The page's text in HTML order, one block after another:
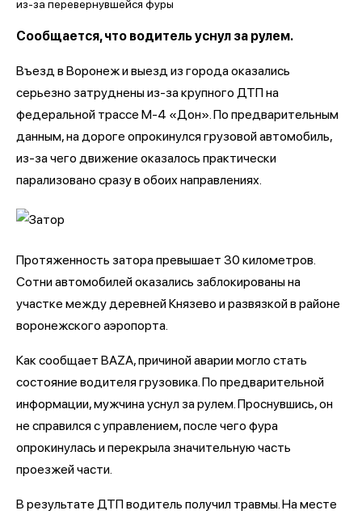
Сообщается, что водитель уснул за рулем.
Въезд в Воронеж и выезд из города оказались
серьезно затруднены из-за крупного ДТП на
федеральной трассе М-4 «Дон». По предварительным
данным, на дороге опрокинулся грузовой автомобиль,
из-за чего движение оказалось практически
парализовано сразу в обоих направлениях.
Протяженность затора превышает 30 километров.
Сотни автомобилей оказались заблокированы на
участке между деревней Князево и развязкой в районе
воронежского аэропорта.
Как сообщает BAZA, причиной аварии могло стать
состояние водителя грузовика. По предварительной
информации, мужчина уснул за рулем. Проснувшись, он
не справился с управлением, после чего фура
опрокинулась и перекрыла значительную часть
проезжей части.
В результате ДТП водитель получил травмы. На месте